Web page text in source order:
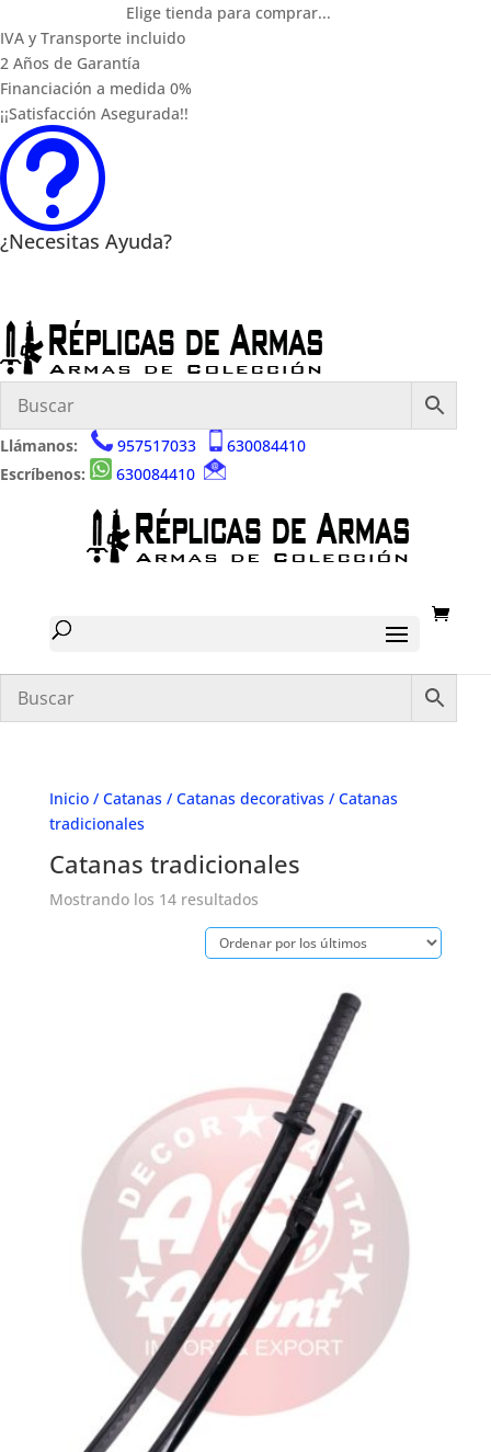
Elige tienda para comprar...
IVA y Transporte incluido
2 Años de Garantía
Financiación a medida 0%
¡¡Satisfacción Asegurada!!
t
¿Necesitas Ayuda?
Llámanos: 957517033
630084410
Escríbenos:
630084410
Inicio/ Catanas/ Catanas decorativas/ Catanas
tradicionales
Catanas tradicionales
Mostrando los 14 resultadosOrdenado
por
los